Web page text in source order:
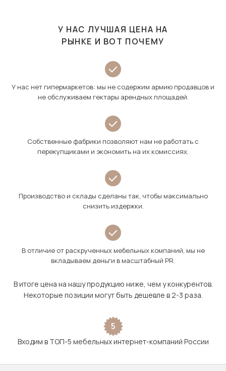
У НАС ЛУЧШАЯ ЦЕНА НА
РЫНКЕ И ВОТ ПОЧЕМУ
У нас нет гипермаркетов: мы не содержим армию продавцов и
не обслуживаем гектары арендных площадей.
Собственные фабрики позволяют нам не работать с
перекупщиками и экономить на их комиссиях.
Производство и склады сделаны так, чтобы максимально
снизить издержки.
В отличие от раскрученных мебельных компаний, мы не
вкладываем деньги в масштабный PR.
В итоге цена на нашу продукцию ниже, чем у конкурентов.
Некоторые позиции могут быть дешевле в 2-3 раза.
5
Входим в ТОП-5 мебельных интернет-компаний России